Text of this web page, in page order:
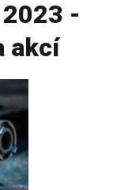
-
akcí